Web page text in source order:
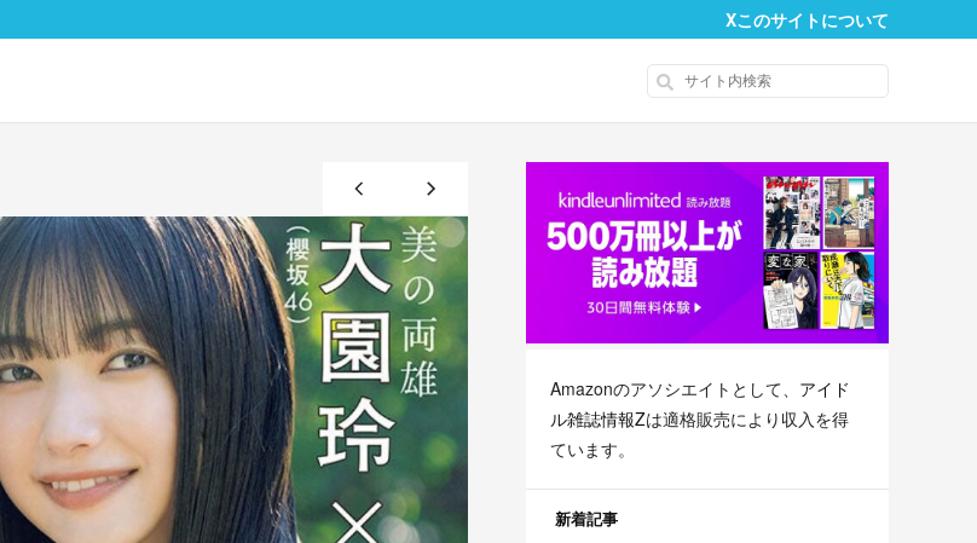
Xこのサイトについて
Amazonのアソシエイトとして、 アイド
ル雑誌情報Zは適格販売により収入を得
ています。
新着記事